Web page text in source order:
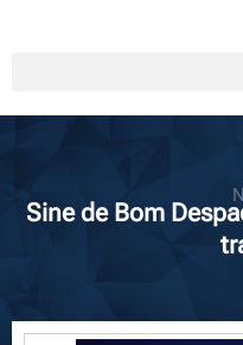
Sine de Bom